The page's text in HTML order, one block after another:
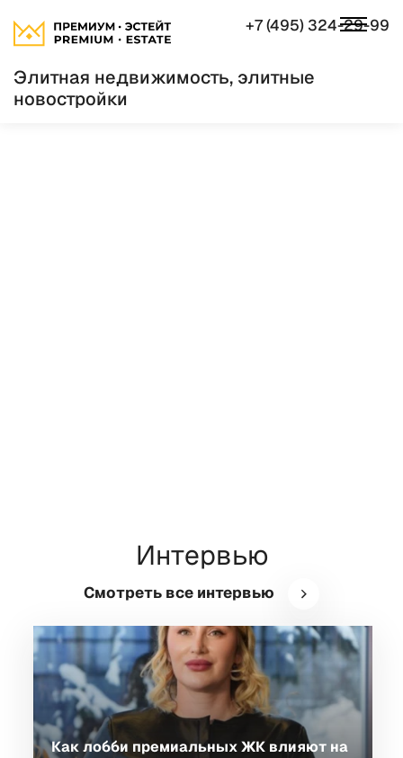
Элитная недвижимость, элитные
новостройки
+7 (495) 324-29-99
Интервью
Смотреть все интервью
Как лобби премиальных ЖК влияют на